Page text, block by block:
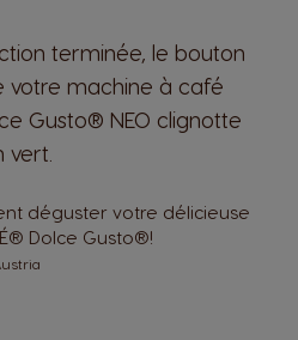
terminée, le bouton
votre machine à café
Gusto® NEO clignotte
vert.
déguster votre délicieuse
Dolce Gusto®!